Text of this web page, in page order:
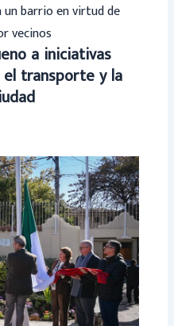
barrio en virtud de
vecinos
a iniciativas
transporte y la